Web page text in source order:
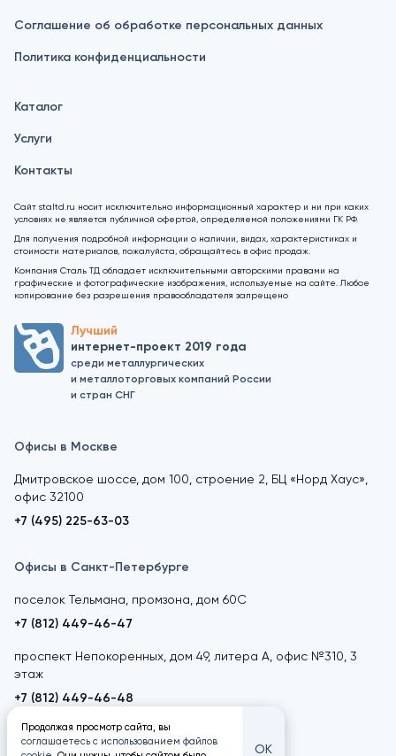
Соглашение об обработке персональных данных
Политика конфиденциальности
Каталог
Услуги
Контакты
Сайт staltd.ru носит исключительно информационный характер и ни при каких
условиях не является публичной офертой, определяемой положениями ГК РФ.
Для получения подробной информации о наличии, видах, характеристиках и
стоимости материалов, пожалуйста, обращайтесь в офис продаж.
Компания Сталь ТД обладает исключительными авторскими правами на
графические и фотографические изображения, используемые на сайте. Любое
копирование без разрешения правообладателя запрещено
Лучший
интернет-проект 2019 года
среди металлургических
и металлоторговых компаний России
и стран СНГ
Офисы в Москве
Дмитровское шоссе, дом 100, строение 2, БЦ «Норд Хаус»,
офис 32100
+7 (495) 225-63-03
Офисы в Санкт-Петербурге
поселок Тельмана, промзона, дом 60С
+7 (812) 449-46-47
проспект Непокоренных, дом 49, литера А, офис №310, 3
этаж
+7 (812) 449-46-48
Продолжая просмотр сайта, вы
соглашаетесь с использованием файлов
ОК